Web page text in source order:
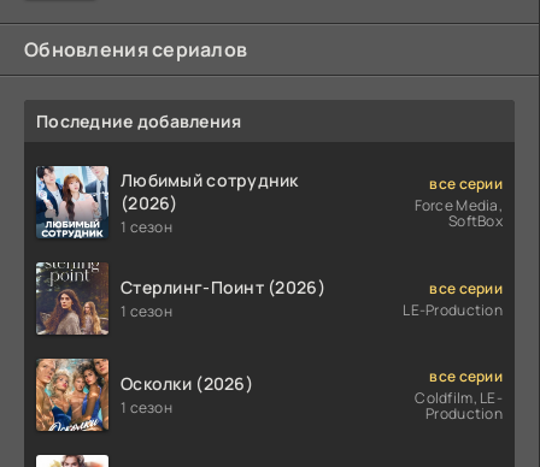
Обновления сериалов
Последние добавления
Любимый сотрудник
(2026)
1 сезон
все серии
Force Media,
SoftBox
Стерлинг-Поинт (2026)
1 сезон
все серии
LE-Production
Осколки (2026)
1 сезон
все серии
Coldfilm, LE-
Production